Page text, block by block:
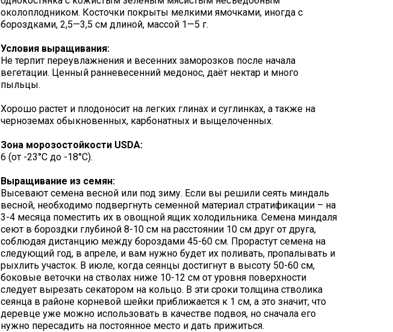
околоплодником. Косточки покрыты мелкими ямочками, иногда с
бороздками, 2,5—3,5 см длиной, массой 1—5 г.
Условия выращивания:
Не терпит переувлажнения и весенних заморозков после начала
вегетации. Ценный ранневесенний медонос, даёт нектар и много
пыльцы.
Хорошо растет и плодоносит на легких глинах и суглинках, а также на
черноземах обыкновенных, карбонатных и выщелоченных.
Зона морозостойкости USDA:
6 (от -23°C до -18°C).
Выращивание из семян:
Высевают семена весной или под зиму. Если вы решили сеять миндаль
весной, необходимо подвергнуть семенной материал стратификации – на
3-4 месяца поместить их в овощной ящик холодильника. Семена миндаля
сеют в бороздки глубиной 8-10 см на расстоянии 10 см друг от друга,
соблюдая дистанцию между бороздами 45-60 см. Прорастут семена на
следующий год, в апреле, и вам нужно будет их поливать, пропалывать и
рыхлить участок. В июле, когда сеянцы достигнут в высоту 50-60 см,
боковые веточки на стволах ниже 10-12 см от уровня поверхности
следует вырезать секатором на кольцо. В эти сроки толщина стволика
сеянца в районе корневой шейки приближается к 1 см, а это значит, что
деревце уже можно использовать в качестве подвоя, но сначала его
нужно пересадить на постоянное место и дать прижиться.